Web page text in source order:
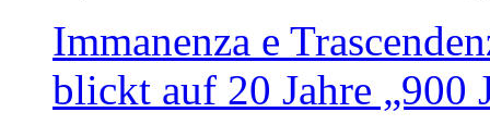
Immanenza e
blickt auf 20 Jahre „900